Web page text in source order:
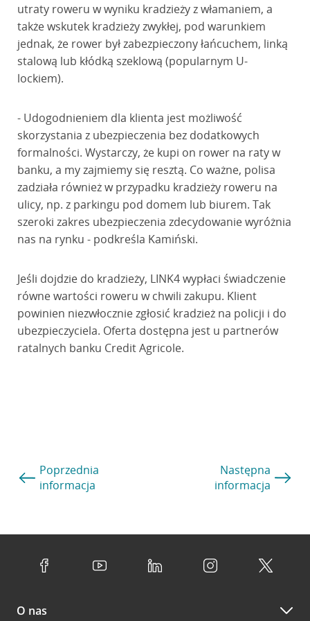
utraty roweru w wyniku kradzieży z włamaniem, a
także wskutek kradzieży zwykłej, pod warunkiem
jednak, że rower był zabezpieczony łańcuchem, linką
stalową lub kłódką szeklową (popularnym U-
lockiem).
- Udogodnieniem dla klienta jest możliwość
skorzystania z ubezpieczenia bez dodatkowych
formalności. Wystarczy, że kupi on rower na raty w
banku, a my zajmiemy się resztą. Co ważne, polisa
zadziała również w przypadku kradzieży roweru na
ulicy, np. z parkingu pod domem lub biurem. Tak
szeroki zakres ubezpieczenia zdecydowanie wyróżnia
nas na rynku - podkreśla Kamiński.
Jeśli dojdzie do kradzieży, LINK4 wypłaci świadczenie
równe wartości roweru w chwili zakupu. Klient
powinien niezwłocznie zgłosić kradzież na policji i do
ubezpieczyciela. Oferta dostępna jest u partnerów
ratalnych banku Credit Agricole.
Poprzednia
informacja
Następna
informacja
O nas